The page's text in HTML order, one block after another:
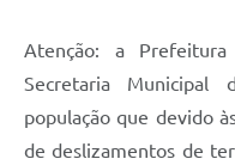
Atenção: a
Secretaria Municipal
população que devido
de deslizamentos de